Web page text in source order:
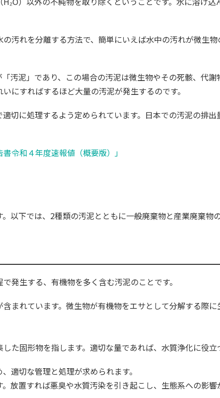
汚れを分離する方法で、簡単にいえば水中の汚れが微生
汚泥」であり、この場合の汚泥は微生物やその死骸、代
にすればするほど大量の汚泥が発生するのです。
切に処理するよう定められています。日本での汚泥の排
令和４年度速報値（概要版）」
以下では、2種類の汚泥とともに一般廃棄物と産業廃棄物
発生する、有機物を多く含む汚泥のことです。
まれています。微生物が有機物をエサとして分解する際
た固形物を指します。適切な量であれば、水質浄化に役立
適切な管理と処理が求められます。
放置すれば悪臭や水質汚染を引き起こし、生態系への影響